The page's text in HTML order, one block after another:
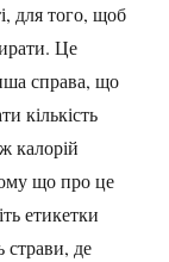
для того, щоб
Це
справа, що
кількість
калорій
що про це
етикетки
страви, де